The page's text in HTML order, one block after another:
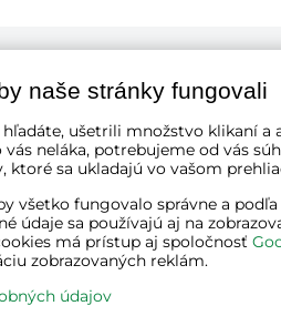
naše stránky fungovali
ušetrili množstvo klikaní a
neláka, potrebujeme od vás
sa ukladajú vo vašom
všetko fungovalo správne a
údaje sa používajú aj na
má prístup aj spoločnosť
zobrazovaných reklám.
údajov